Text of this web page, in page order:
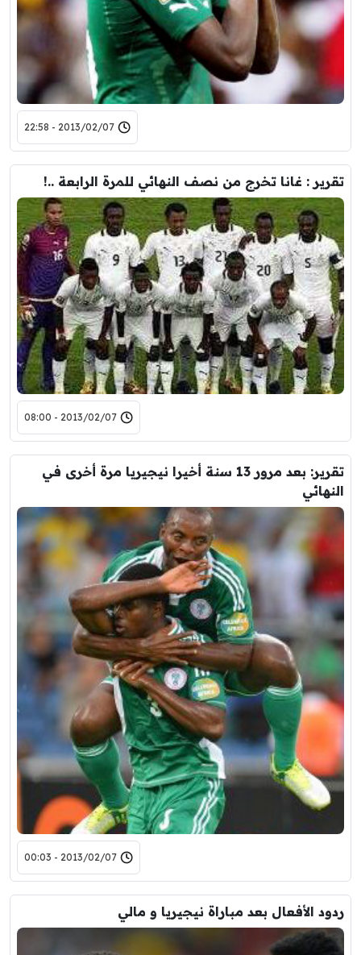
2013/02/07 - 22:58
تقرير : غانا تخرج من نصف النهائي للمرة الرابعة ..!
2013/02/07 - 08:00
تقرير: بعد مرور 13 سنة أخيرا نيجيريا مرة أخرى في
النهائي
2013/02/07 - 00:03
ردود الأفعال بعد مباراة نيجيريا و مالي